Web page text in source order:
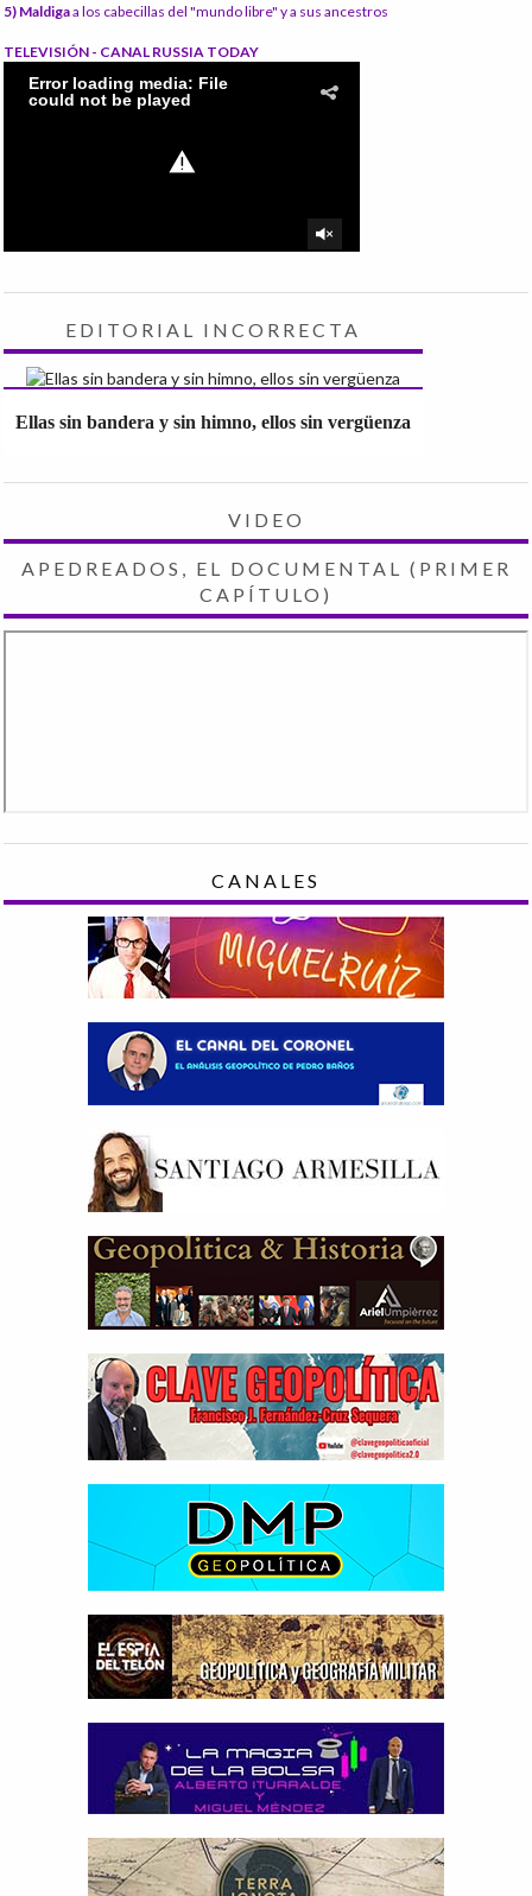
5) Maldigaa los cabecillas del "mundo libre" y a sus ancestros
TELEVISIÓN - CANAL RUSSIA TODAY
EDITORIAL INCORRECTA
Ellas sin bandera y sin himno, ellos sin vergüenza
VIDEO
APEDREADOS, EL DOCUMENTAL (PRIMER
CAPÍTULO)
CANALES